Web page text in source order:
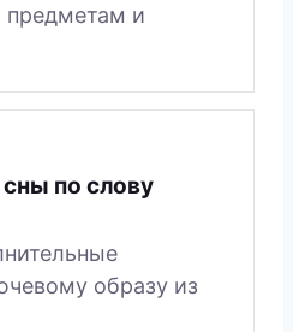
и
по слову
образу из